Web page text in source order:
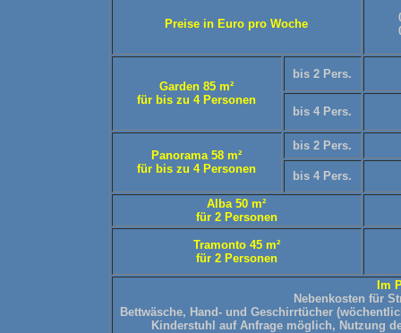
Preise in Euro pro Woche
Garden 85 m²
für bis zu 4 Personen
bis 2 Pers.
bis 4 Pers.
Panorama 58 m²
für bis zu 4 Personen
bis 2 Pers.
bis 4 Pers.
Alba 50 m²
für 2 Personen
Tramonto 45 m²
für 2 Personen
Im
Nebenkosten für
Bettwäsche, Hand- und Geschirrtücher
Kinderstuhl auf Anfrage möglich, Nutzung